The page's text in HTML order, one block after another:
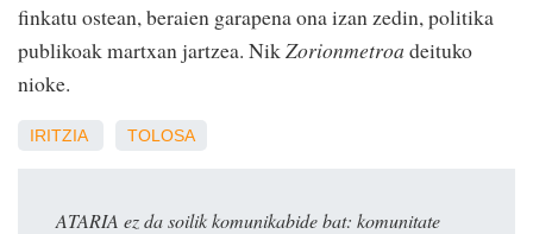
finkatu ostean, beraien garapena ona izan zedin, politika
publikoak martxan jartzea. NikZorionmetroa deituko
nioke.
IRITZIA TOLOSA
ATARIA ez da soilik komunikabide bat: komunitate